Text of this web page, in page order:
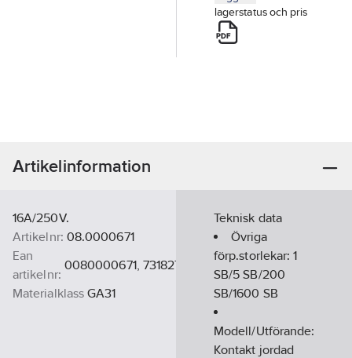
lagerstatus och pris
Artikelinformation
16A/250V.
Artikelnr: 08.0000671
Ean
artikelnr:
0080000671, 7318270006718
Materialklass GA31
Teknisk data
Övriga
förp.storlekar:1
SB/5 SB/200
SB/1600 SB
Modell/Utförande:
Kontakt jordad